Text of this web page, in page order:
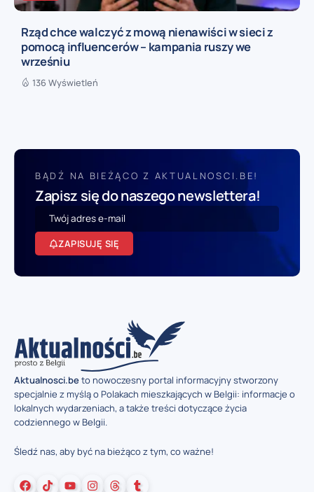
Rząd chce walczyć z mową nienawiści w sieci z
pomocą influencerów – kampania ruszy we
wrześniu
136 Wyświetleń
BĄDŹ NA BIEŻĄCO Z AKTUALNOSCI.BE!
Zapisz się do naszego newslettera!
ZAPISUJĘ SIĘ
Aktualnosci.beto nowoczesny portal informacyjny stworzony
specjalnie z myślą o Polakach mieszkających w Belgii: informacje o
lokalnych wydarzeniach, a także treści dotyczące życia
codziennego w Belgii.
Śledź nas, aby być na bieżąco z tym, co ważne!